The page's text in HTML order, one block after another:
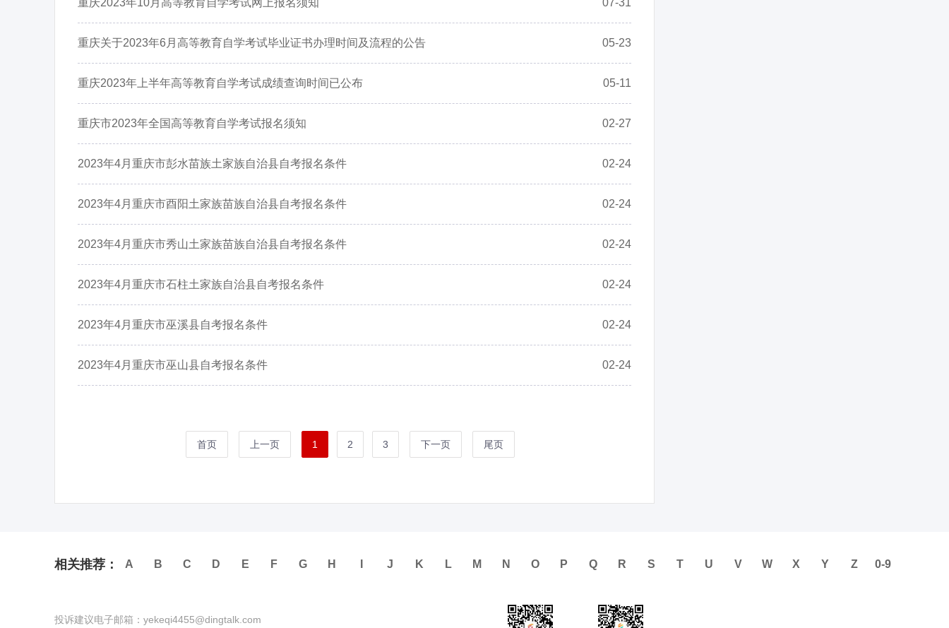
07-31
重庆2023年10月高等教育自学考试网上报名须知
05-23
重庆关于2023年6月高等教育自学考试毕业证书办理时间及流程的公告
05-11
重庆2023年上半年高等教育自学考试成绩查询时间已公布
02-27
重庆市2023年全国高等教育自学考试报名须知
02-24
2023年4月重庆市彭水苗族土家族自治县自考报名条件
02-24
2023年4月重庆市酉阳土家族苗族自治县自考报名条件
02-24
2023年4月重庆市秀山土家族苗族自治县自考报名条件
02-24
2023年4月重庆市石柱土家族自治县自考报名条件
02-24
2023年4月重庆市巫溪县自考报名条件
02-24
2023年4月重庆市巫山县自考报名条件
首页 上一页 1 2 3 下一页 尾页
相关推荐： A B C D E F G H J K L M N O P Q R S T U V W X Y Z 0-9
投诉建议电子邮箱：yekeqi4455@dingtalk.com